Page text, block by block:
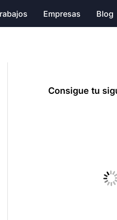
Empresas Blog
Consigue tu